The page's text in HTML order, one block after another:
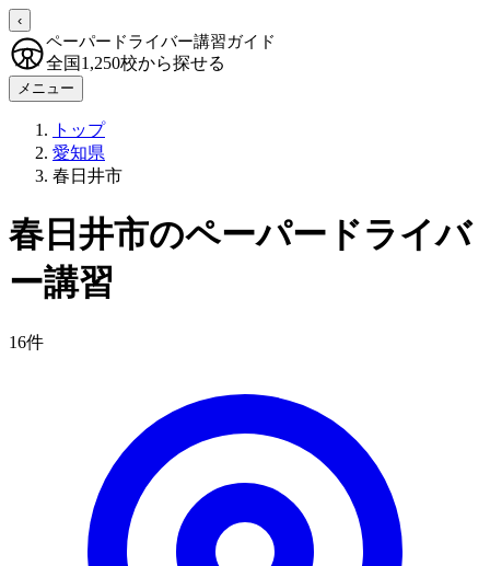
‹
ペーパードライバー講習ガイド
全国1,250校から探せる
メニュー
トップ
愛知県
春日井市
春日井市のペーパードライバ
ー講習
16件